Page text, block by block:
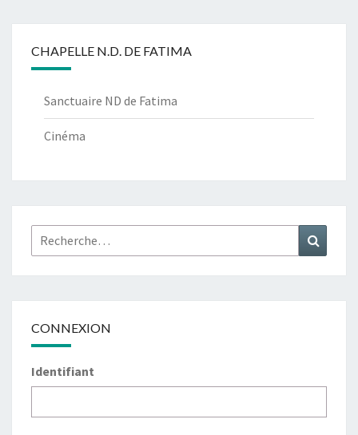
CHAPELLE N.D. DE FATIMA
Sanctuaire ND de Fatima
Cinéma
Rechercher :
CONNEXION
Identifiant